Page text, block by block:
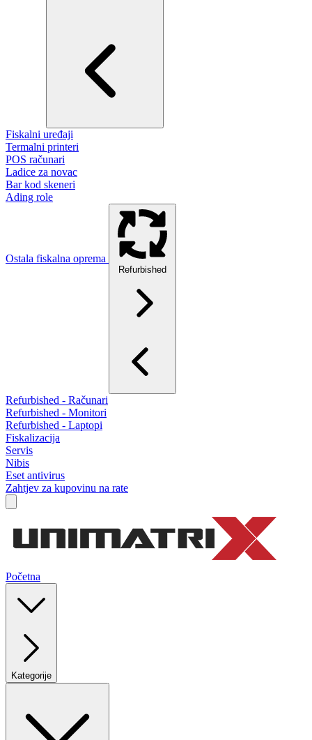
Fiskalni uređaji
Termalni printeri
POS računari
Ladice za novac
Bar kod skeneri
Ading role
Ostala fiskalna oprema
Refurbished
Refurbished - Računari
Refurbished - Monitori
Refurbished - Laptopi
Fiskalizacija
Servis
Nibis
Eset antivirus
Zahtjev za kupovinu na rate
Početna
Kategorije